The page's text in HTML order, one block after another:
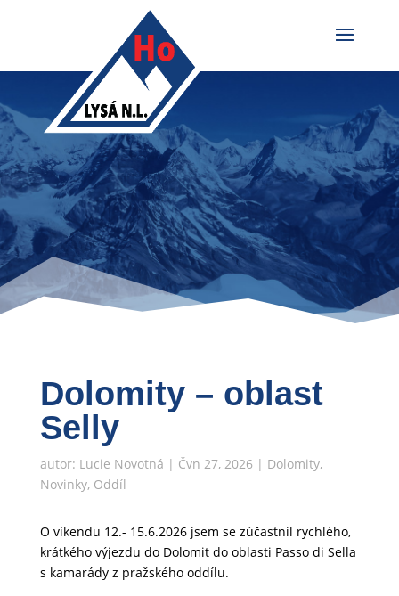
Dolomity – oblast
Selly
autor: Lucie Novotná | Čvn 27, 2026 | Dolomity,
Novinky, Oddíl
O víkendu 12.- 15.6.2026 jsem se zúčastnil rychlého,
krátkého výjezdu do Dolomit do oblasti Passo di Sella
s kamarády z pražského oddílu.